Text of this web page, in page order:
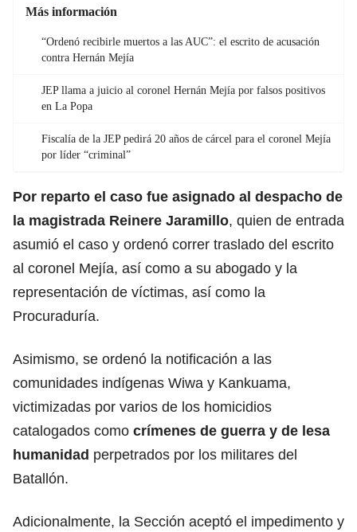
Más información
“Ordenó recibirle muertos a las AUC”: el escrito de acusación
contra Hernán Mejía
JEP llama a juicio al coronel Hernán Mejía por falsos positivos
en La Popa
Fiscalía de la JEP pedirá 20 años de cárcel para el coronel Mejía
por líder “criminal”
Por reparto el caso fue asignado al despacho de
la magistrada Reinere Jaramillo, quien de entrada
asumió el caso y ordenó correr traslado del escrito
al coronel Mejía, así como a su abogado y la
representación de víctimas, así como la
Procuraduría.
Asimismo, se ordenó la notificación a las
comunidades indígenas Wiwa y Kankuama,
victimizadas por varios de los homicidios
catalogados como crímenes de guerra y de lesa
humanidad perpetrados por los militares del
Batallón.
Adicionalmente, la Sección aceptó el impedimento y